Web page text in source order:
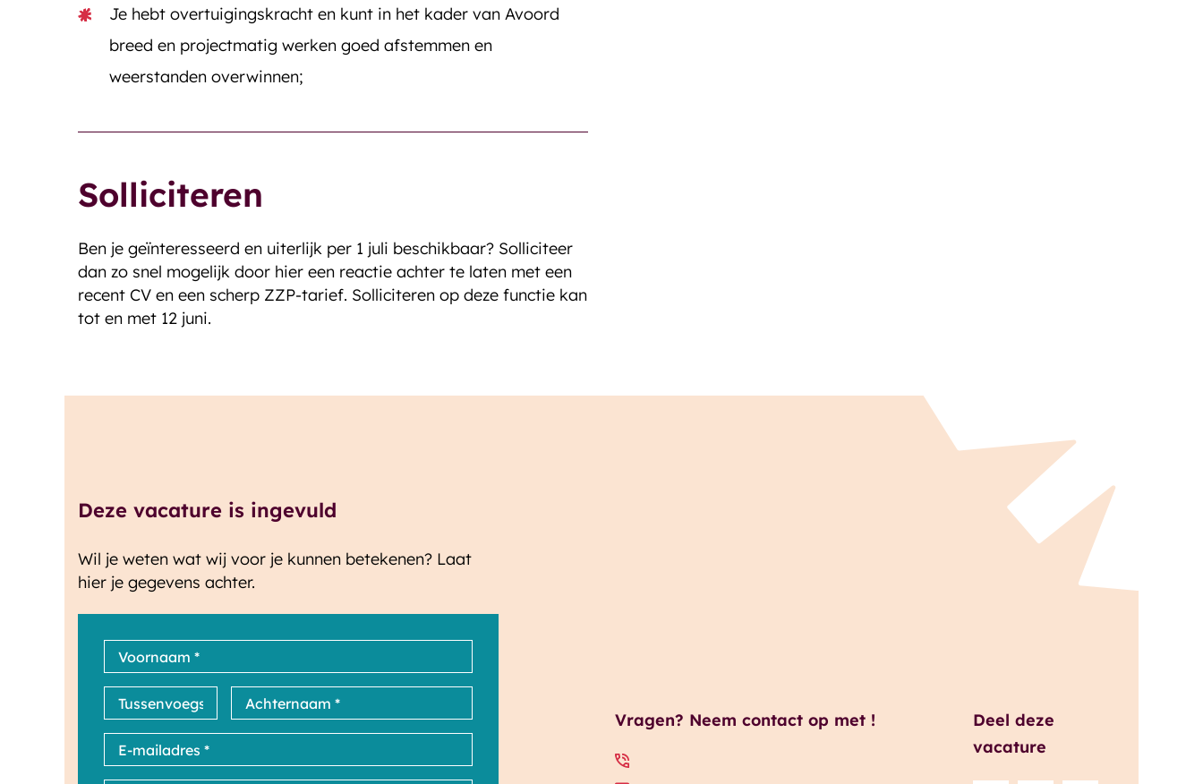
Je hebt overtuigingskracht en kunt in het kader van Avoord
breed en projectmatig werken goed afstemmen en
weerstanden overwinnen;
Solliciteren
Ben je geïnteresseerd en uiterlijk per 1 juli beschikbaar? Solliciteer
dan zo snel mogelijk door hier een reactie achter te laten met een
recent CV en een scherp ZZP-tarief. Solliciteren op deze functie kan
tot en met 12 juni.
Deze vacature is ingevuld
Wil je weten wat wij voor je kunnen betekenen? Laat
hier je gegevens achter.
Vragen? Neem contact op met !
Deel deze
vacature